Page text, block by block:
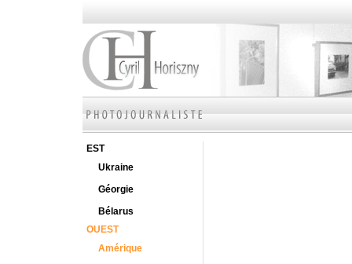
EST
Ukraine
Géorgie
Bélarus
OUEST
Amérique